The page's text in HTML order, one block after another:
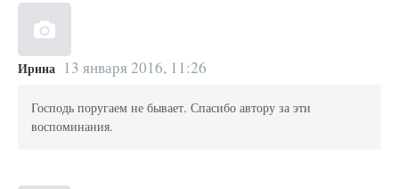
Ирина 13 января 2016, 11:26
Господь поругаем не бывает. Спасибо автору за эти
воспоминания.